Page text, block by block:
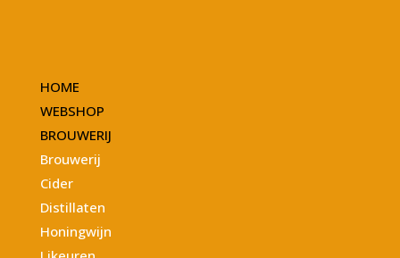
HOME
WEBSHOP
BROUWERIJ
Brouwerij
Cider
Distillaten
Honingwijn